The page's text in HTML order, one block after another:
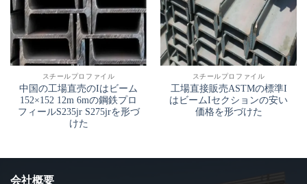
スチールプロファイル
中国の工場直売のIはビーム
152×152 12m 6mの鋼鉄プロ
フィールS235jr S275jrを形づ
けた
スチールプロファイル
工場直接販売ASTMの標準I
はビームIセクションの安い
価格を形づけた
会社概要